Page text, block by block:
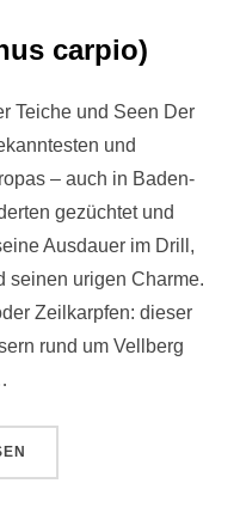
carpio)
Teiche und Seen Der
und
– auch in Baden-
gezüchtet und
Ausdauer im Drill,
seinen urigen Charme.
Zeilkarpfen: dieser
rund um Vellberg